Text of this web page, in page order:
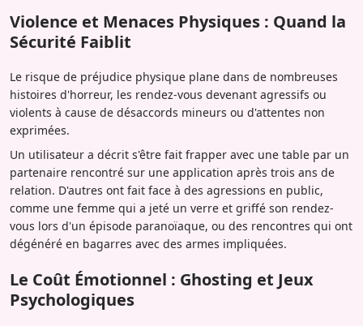
Violence et Menaces Physiques : Quand la
Sécurité Faiblit
Le risque de préjudice physique plane dans de nombreuses
histoires d'horreur, les rendez-vous devenant agressifs ou
violents à cause de désaccords mineurs ou d'attentes non
exprimées.
Un utilisateur a décrit s'être fait frapper avec une table par un
partenaire rencontré sur une application après trois ans de
relation. D'autres ont fait face à des agressions en public,
comme une femme qui a jeté un verre et griffé son rendez-
vous lors d'un épisode paranoïaque, ou des rencontres qui ont
dégénéré en bagarres avec des armes impliquées.
Le Coût Émotionnel : Ghosting et Jeux
Psychologiques